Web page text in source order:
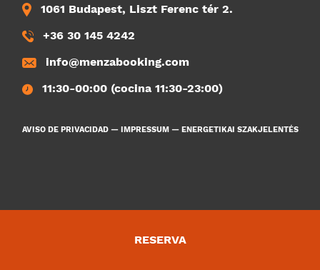
1061 Budapest, Liszt Ferenc tér 2.
+36 30 145 4242
info@menzabooking.com
11:30-00:00 (cocina 11:30-23:00)
AVISO DE PRIVACIDAD— IMPRESSUM— ENERGETIKAI SZAKJELENTÉS
RESERVA